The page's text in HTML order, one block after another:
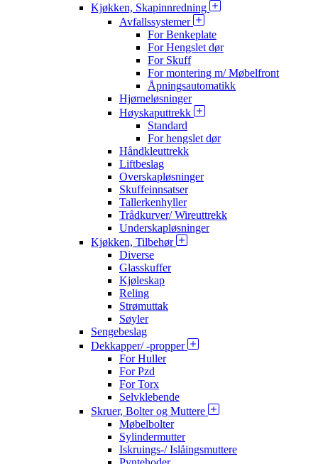
Kjøkken, Skapinnredning
Avfallssystemer
For Benkeplate
For Hengslet dør
For Skuff
For montering m/ Møbelfront
Åpningsautomatikk
Hjørneløsninger
Høyskaputtrekk
Standard
For hengslet dør
Håndkleuttrekk
Liftbeslag
Overskapløsninger
Skuffeinnsatser
Tallerkenhyller
Trådkurver/ Wireuttrekk
Underskapløsninger
Kjøkken, Tilbehør
Diverse
Glasskuffer
Kjøleskap
Reling
Strømuttak
Søyler
Sengebeslag
Dekkapper/ -propper
For Huller
For Pzd
For Torx
Selvklebende
Skruer, Bolter og Muttere
Møbelbolter
Sylindermutter
Iskruings-/ Islåingsmuttere